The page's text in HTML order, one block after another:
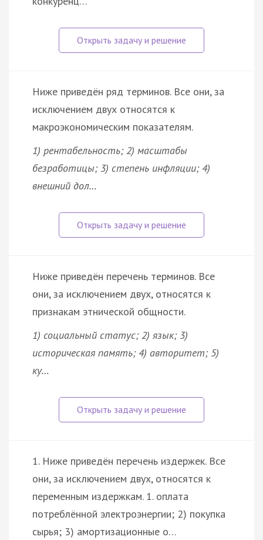
Ниже приведён ряд терминов. Все они, за
исключением двух относятся к
макроэкономическим показателям.
1) рентабельность; 2) масштабы
безработицы; 3) степень инфляции; 4)
внешний дол…
Ниже приведён перечень терминов. Все
они, за исключением двух, относятся к
признакам этнической общности.
1) социальный статус; 2) язык; 3)
историческая память; 4) авторитет; 5)
ку…
1. Ниже приведён перечень издержек. Все
они, за исключением двух, относятся к
переменным издержкам. 1. оплата
потреблённой электроэнергии; 2) покупка
сырья; 3) амортизационные о…